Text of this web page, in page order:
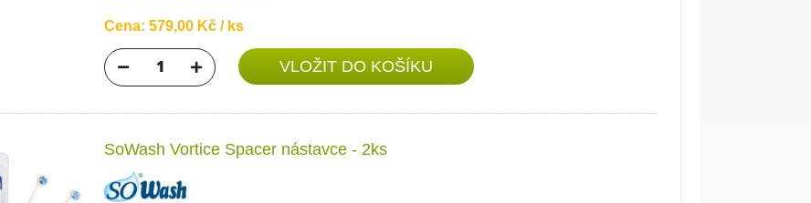
Cena: 579,00 Kč / ks
SoWash Vortice Spacer nástavce - 2ks